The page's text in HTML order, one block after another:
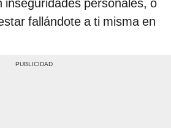
inseguridades personales, o
fallándote a ti misma en